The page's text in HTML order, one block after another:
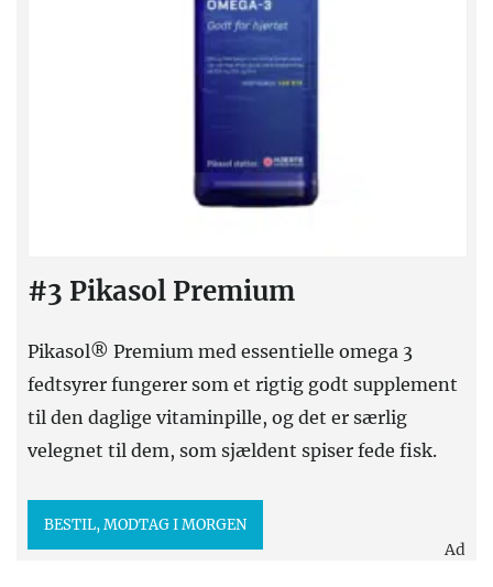
#3 Pikasol Premium
Pikasol® Premium med essentielle omega 3
fedtsyrer fungerer som et rigtig godt supplement
til den daglige vitaminpille, og det er særlig
velegnet til dem, som sjældent spiser fede fisk.
BESTIL, MODTAG I MORGEN
Ad